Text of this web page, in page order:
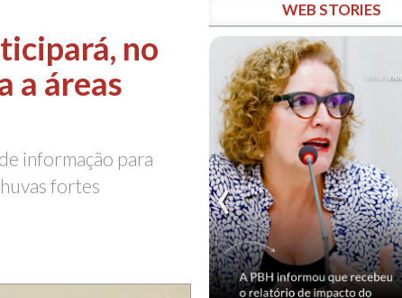
no
a áreas
informação para
fortes
WEB STORIES